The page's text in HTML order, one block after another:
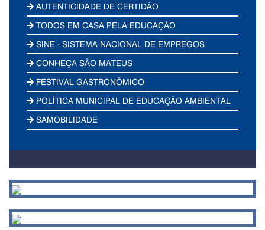
AUTENTICIDADE DE CERTIDÃO
TODOS EM CASA PELA EDUCAÇÃO
SINE - SISTEMA NACIONAL DE EMPREGOS
CONHEÇA SÃO MATEUS
FESTIVAL GASTRONÔMICO
POLÍTICA MUNICIPAL DE EDUCAÇÃO AMBIENTAL
SAMOBILIDADE